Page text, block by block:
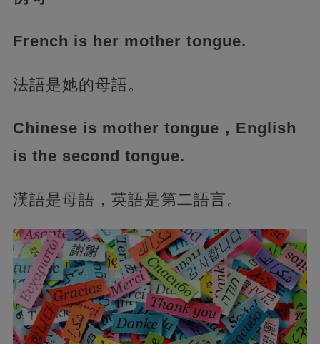
French is her mother tongue.
法語是她的母語。
Chinese is mother tongue，English
is the second tongue.
漢語是母語，英語是第二語言。